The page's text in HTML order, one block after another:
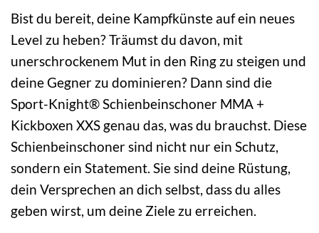
Bist du bereit, deine Kampfkünste auf ein neues
Level zu heben? Träumst du davon, mit
unerschrockenem Mut in den Ring zu steigen und
deine Gegner zu dominieren? Dann sind die
Sport-Knight® Schienbeinschoner MMA +
Kickboxen XXS genau das, was du brauchst. Diese
Schienbeinschoner sind nicht nur ein Schutz,
sondern ein Statement. Sie sind deine Rüstung,
dein Versprechen an dich selbst, dass du alles
geben wirst, um deine Ziele zu erreichen.